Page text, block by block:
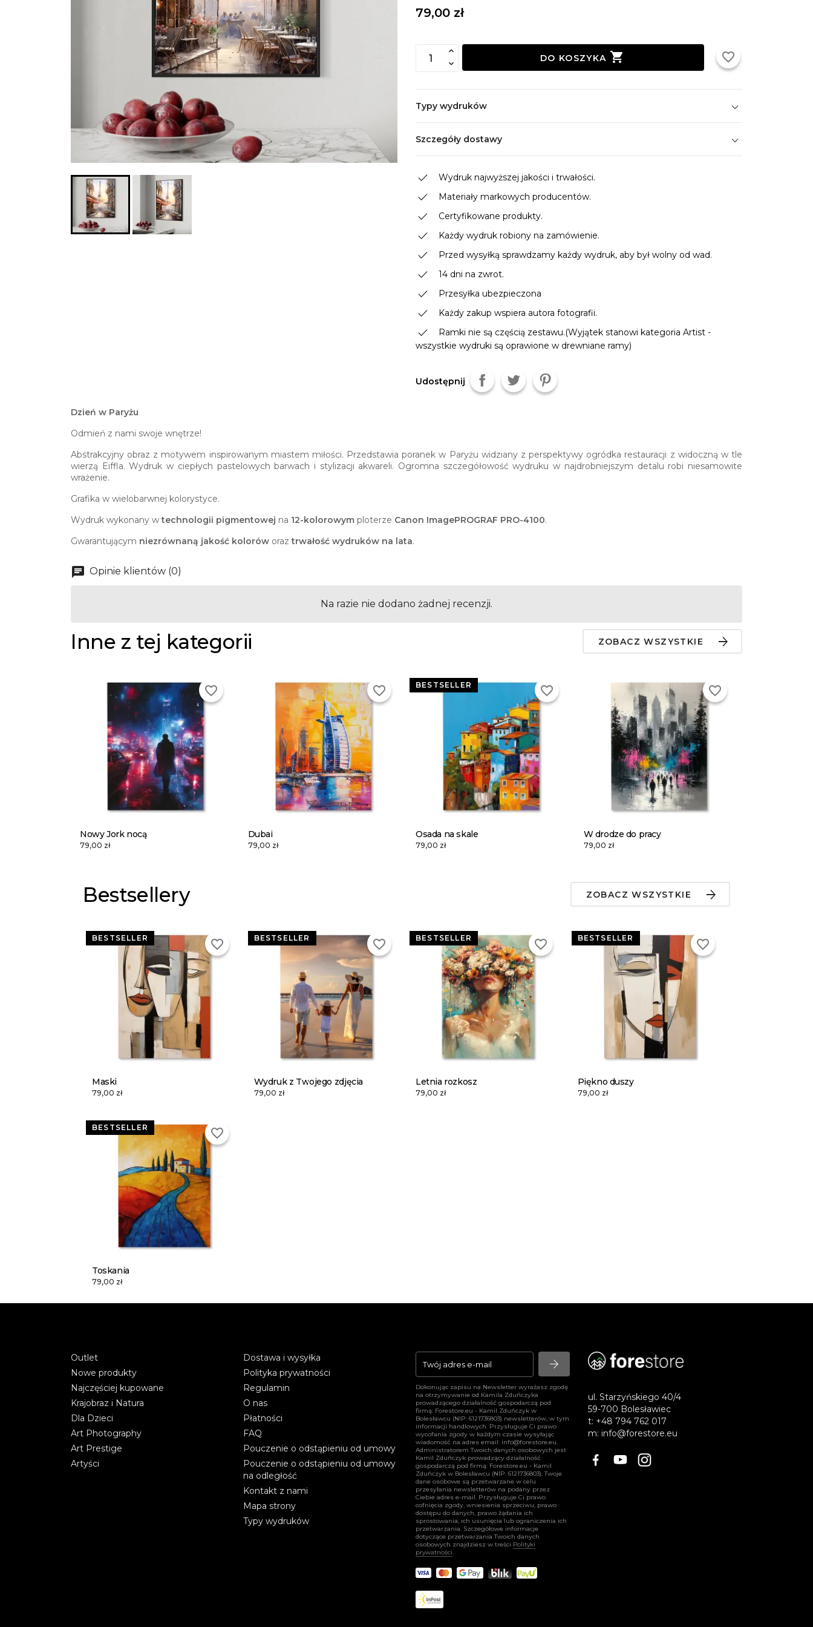
79,00 zł
DO KOSZYKA  favorite_border
Typy wydruków
Szczegóły dostawy
done Wydruk najwyższej jakości i trwałości.
done Materiały markowych producentów.
done Certyfikowane produkty.
done Każdy wydruk robiony na zamówienie.
done Przed wysyłką sprawdzamy każdy wydruk, aby był wolny od wad.
done 14 dni na zwrot.
done Przesyłka ubezpieczona
done Każdy zakup wspiera autora fotografii.
done
Ramki nie są częścią zestawu.(Wyjątek stanowi kategoria Artist -
wszystkie wydruki są oprawione w drewniane ramy)
Udostępnij
Dzień w Paryżu
Odmień z nami swoje wnętrze!
Abstrakcyjny obraz z motywem inspirowanym miastem miłości. Przedstawia poranek w Paryżu widziany z perspektywy ogródka restauracji z widoczną w tle
wierzą Eiffla. Wydruk w ciepłych pastelowych barwach i stylizacji akwareli. Ogromna szczegółowość wydruku w najdrobniejszym detalu robi niesamowite
wrażenie.
Grafika w wielobarwnej kolorystyce.
Wydruk wykonany wtechnologii pigmentowej na 12-kolorowym ploterze Canon ImagePROGRAF PRO-4100.
Gwarantującym niezrównaną jakość kolorów oraztrwałość wydruków na lata.
Opinie klientów (0)
Na razie nie dodano żadnej recenzji.
Inne z tej kategorii ZOBACZ WSZYSTKIE
Nowy Jork nocą
79,00 zł
favorite_border
Dubai
79,00 zł
favorite_border
Osada na skale
79,00 zł
BESTSELLER favorite_border
W drodze do pracy
79,00 zł
favorite_border
Bestsellery ZOBACZ WSZYSTKIE
Maski
79,00 zł
BESTSELLER favorite_border
Wydruk z Twojego zdjęcia
79,00 zł
BESTSELLER favorite_border
Letnia rozkosz
79,00 zł
BESTSELLER favorite_border
Piękno duszy
79,00 zł
BESTSELLER favorite_border
Toskania
79,00 zł
BESTSELLER favorite_border
Outlet
Nowe produkty
Najczęściej kupowane
Krajobraz i Natura
Dla Dzieci
Art Photography
Art Prestige
Artyści
Dostawa i wysyłka
Polityka prywatności
Regulamin
O nas
Płatności
FAQ
Pouczenie o odstąpieniu od umowy
Pouczenie o odstąpieniu od umowy
na odległość
Kontakt z nami
Mapa strony
Typy wydruków
arrow_forward
Dokonując zapisu na Newsletter wyrażasz zgodę
na otrzymywanie od Kamila Zduńczyka
prowadzącego działalność gospodarczą pod
firmą: Forestore.eu - Kamil Zduńczyk w
Bolesławcu (NIP: 6121736803) newsletterów, w tym
informacji handlowych. Przysługuje Ci prawo
wycofania zgody w każdym czasie wysyłając
wiadomość na adres email: info@forestore.eu.
Administratorem Twoich danych osobowych jest
Kamil Zduńczyk prowadzący działalność
gospodarczą pod firmą: Forestore.eu - Kamil
Zduńczyk w Bolesławcu (NIP: 6121736803). Twoje
dane osobowe są przetwarzane w celu
przesyłania newsletterów na podany przez
Ciebie adres e-mail. Przysługuje Ci prawo
cofnięcia zgody, wniesienia sprzeciwu, prawo
dostępu do danych, prawo żądania ich
sprostowania, ich usunięcia lub ograniczenia ich
przetwarzania. Szczegółowe informacje
dotyczące przetwarzania Twoich danych
osobowych znajdziesz w treści Polityki
prywatności.
ul. Starzyńskiego 40/4
59-700 Bolesławiec
t: +48 794 762 017
m: info@forestore.eu
FacebookYouTube